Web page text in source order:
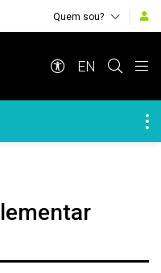
Quem sou?
EN